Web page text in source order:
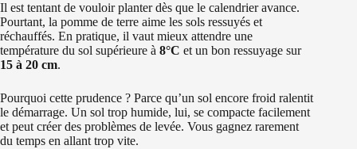
Il est tentant de vouloir planter dès que le calendrier avance.
Pourtant, la pomme de terre aime les sols ressuyés et
réchauffés. En pratique, il vaut mieux attendre une
température du sol supérieure à 8°C et un bon ressuyage sur
15 à 20 cm.
Pourquoi cette prudence ? Parce qu’un sol encore froid ralentit
le démarrage. Un sol trop humide, lui, se compacte facilement
et peut créer des problèmes de levée. Vous gagnez rarement
du temps en allant trop vite.